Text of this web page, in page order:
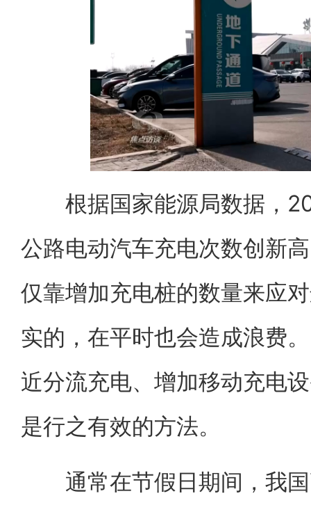
根据国家能源局数据，‌
公路电动汽车充电次数创新
仅靠增加充电桩的数量来应
实的，在平时也会造成浪费
近分流充电、增加移动充电
是行之有效的方法。
通常在节假日期间，我国